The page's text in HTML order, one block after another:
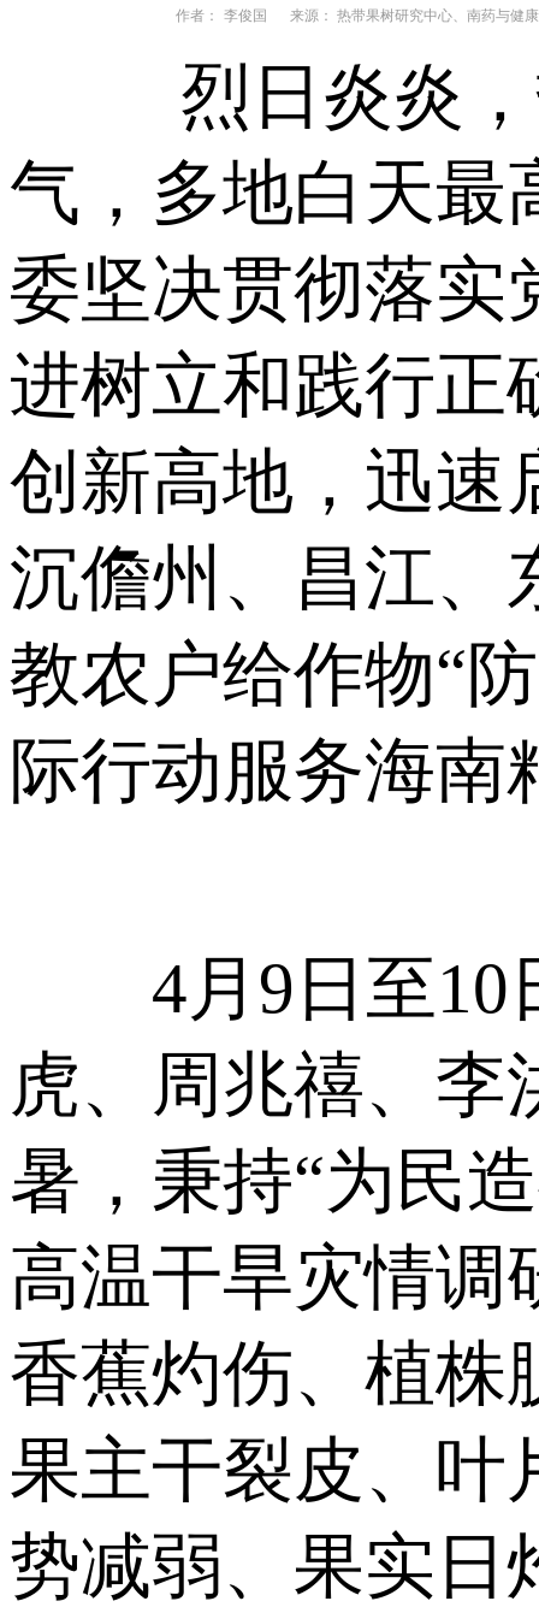
作者： 李俊国 来源： 热带果树研究中心、南药与健
烈日炎炎
气，多地白天
委坚决贯彻落实
进树立和践行正
创新高地，迅速
沉儋州、昌江、
教农户给作物“
际行动服务海南
4月9日至10
虎、周兆禧、
暑，秉持“为民
高温干旱灾情调
香蕉灼伤、植株
果主干裂皮、叶
势减弱、果实日